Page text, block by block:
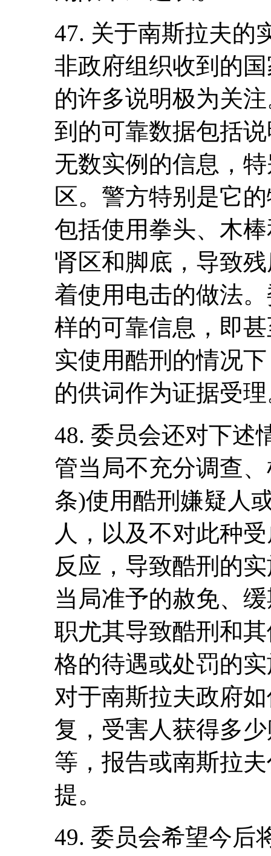
47. 关于南斯拉夫的
非政府组织收到的
的许多说明极为关
到的可靠数据包括
无数实例的信息，
区。警方特别是它
包括使用拳头、木
肾区和脚底，导致
着使用电击的做法
样的可靠信息，即
实使用酷刑的情况
的供词作为证据受
48. 委员会还对下述
管当局不充分调查
条)使用酷刑嫌疑人
人，以及不对此种
反应，导致酷刑的
当局准予的赦免、
职尤其导致酷刑和
格的待遇或处罚的
对于南斯拉夫政府
复，受害人获得多
等，报告或南斯拉
提。
49. 委员会希望今后